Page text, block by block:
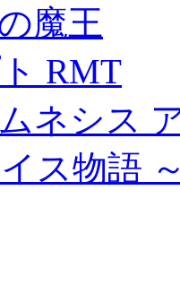
魔王
RMT
ネシス
ス物語